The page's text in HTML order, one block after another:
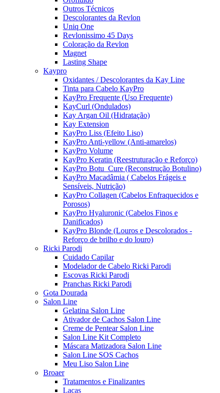
Outros Técnicos
Descolorantes da Revlon
Uniq One
Revlonissimo 45 Days
Coloração da Revlon
Magnet
Lasting Shape
Kaypro
Oxidantes / Descolorantes da Kay Line
Tinta para Cabelo KayPro
KayPro Frequente (Uso Frequente)
KayCurl (Ondulados)
Kay Argan Oil (Hidratação)
Kay Extension
KayPro Liss (Efeito Liso)
KayPro Anti-yellow (Anti-amarelos)
KayPro Volume
KayPro Keratin (Reestruturação e Reforço)
KayPro Botu_Cure (Reconstrução Botulino)
KayPro Macadâmia ( Cabelos Frágeis e
Sensíveis, Nutrição)
KayPro Collagen (Cabelos Enfraquecidos e
Porosos)
KayPro Hyaluronic (Cabelos Finos e
Danificados)
KayPro Blonde (Louros e Descolorados -
Reforço de brilho e do louro)
Ricki Parodi
Cuidado Capilar
Modelador de Cabelo Ricki Parodi
Escovas Ricki Parodi
Pranchas Ricki Parodi
Gota Dourada
Salon Line
Gelatina Salon Line
Ativador de Cachos Salon Line
Creme de Pentear Salon Line
Salon Line Kit Completo
Máscara Matizadora Salon Line
Salon Line SOS Cachos
Meu Liso Salon Line
Broaer
Tratamentos e Finalizantes
Lacas